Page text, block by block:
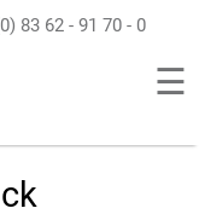
83 62 - 91 70 - 0
☰